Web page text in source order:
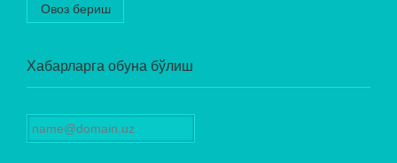
Овоз бериш
Хабарларга обуна бўлиш